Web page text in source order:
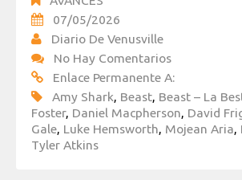
07/05/2026
Diario De Venusville
No Hay Comentarios
Enlace Permanente A:
Amy Shark, Beast, Beast – La
Foster, Daniel Macpherson, David
Gale, Luke Hemsworth, Mojean Aria,
Tyler Atkins